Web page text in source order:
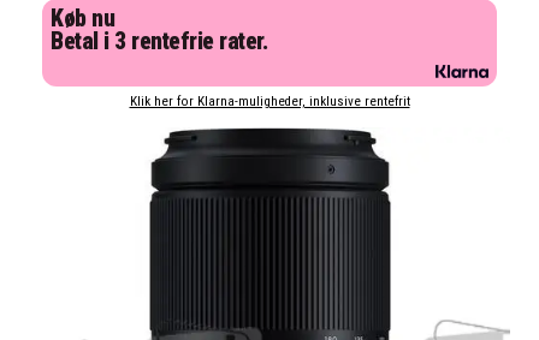
Køb nu
Betal i 3 rentefrie rater.
Klik her for Klarna-muligheder, inklusive rentefrit